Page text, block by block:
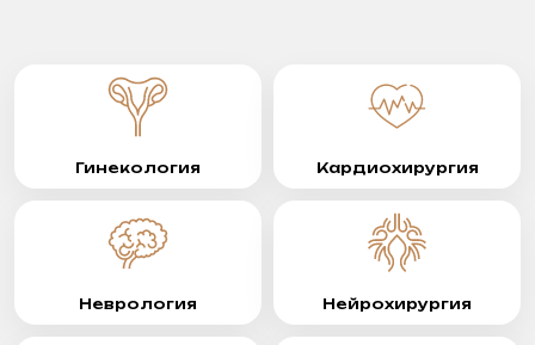
Гинекология Кардиохирургия
Неврология Нейрохирургия